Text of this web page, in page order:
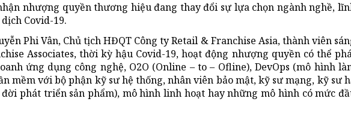
nhượng quyền thương hiệu đang thay đổi sự lựa chọn ngành nghề,
Covid-19.
Phi Vân, Chủ tịch HĐQT Công ty Retail & Franchise Asia, thành viên
Associates, thời kỳ hậu Covid-19, hoạt động nhượng quyền có thể
ứng dụng công nghệ, O2O (Online – to – Ofline), DevOps (mô hình
mềm với bộ phận kỹ sư hệ thống, nhân viên bảo mật, kỹ sư mạng, kỹ sư
phát triển sản phẩm), mô hình linh hoạt hay những mô hình có mức